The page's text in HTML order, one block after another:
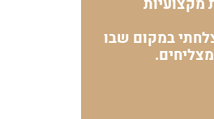
במקום שבו